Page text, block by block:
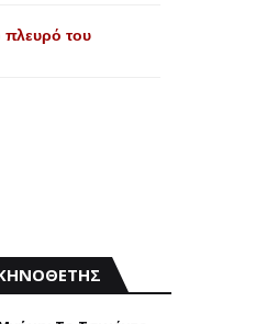
πλευρό του